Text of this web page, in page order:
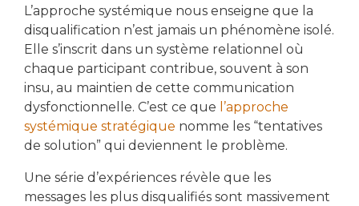
L’approche systémique nous enseigne que la
disqualification n’est jamais un phénomène isolé.
Elle s’inscrit dans un système relationnel où
chaque participant contribue, souvent à son
insu, au maintien de cette communication
dysfonctionnelle. C’est ce que l’approche
systémique stratégique nomme les “tentatives
de solution” qui deviennent le problème.
Une série d’expériences révèle que les
messages les plus disqualifiés sont massivement